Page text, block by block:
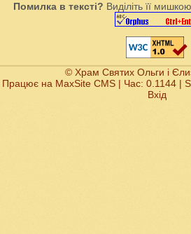
Помилка в тексті? Виділіть її
© Храм Святих Ольги і
Працює на MaxSite CMS | Час: 0.1144 |
Вхід